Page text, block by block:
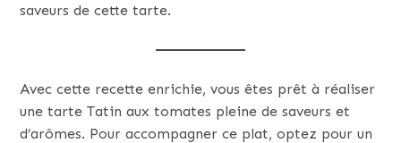
saveurs de cette tarte.
Avec cette recette enrichie, vous êtes prêt à réaliser
une tarte Tatin aux tomates pleine de saveurs et
d’arômes. Pour accompagner ce plat, optez pour un